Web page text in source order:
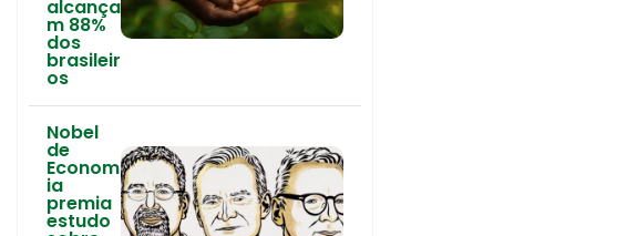
alcança
m 88%
dos
brasileir
os
Nobel
de
Econom
ia
premia
estudo